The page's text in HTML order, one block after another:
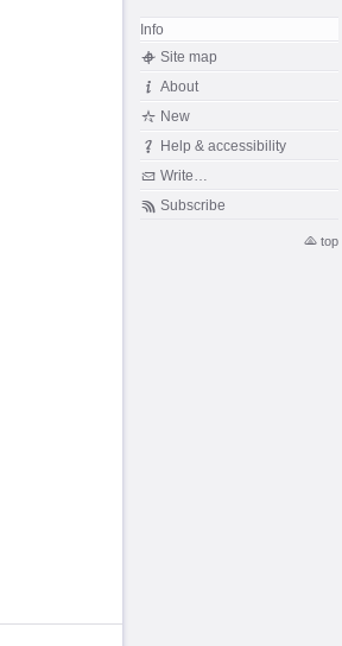
Info
Site map
About
New
Help & accessibility
Write…
Subscribe
top